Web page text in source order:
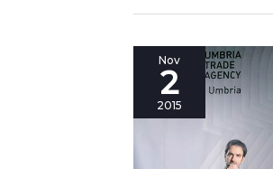
Nov
2
2015
All’ADI
serata
per